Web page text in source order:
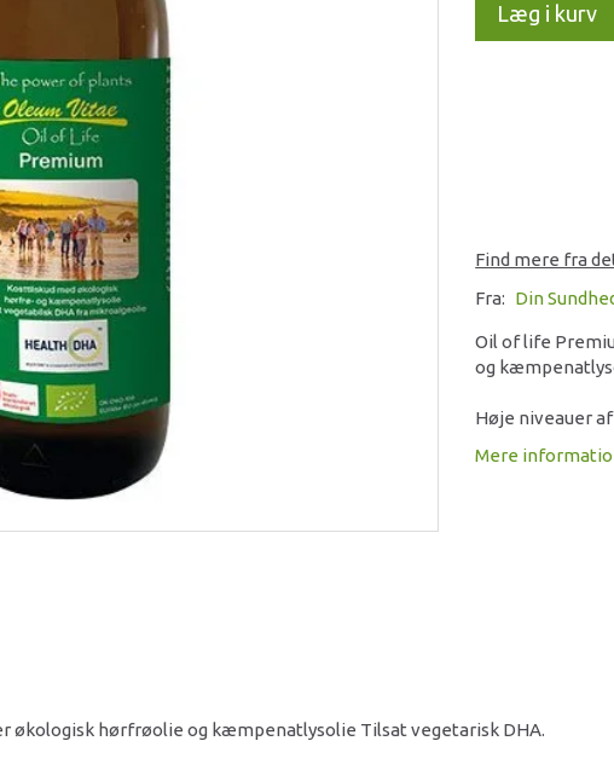
Læg i kurv
Find mere fra
Fra: Din
Oil of life
og
Høje niveauer af
Mere
økologisk hørfrøolie og kæmpenatlysolie Tilsat vegetarisk DHA.